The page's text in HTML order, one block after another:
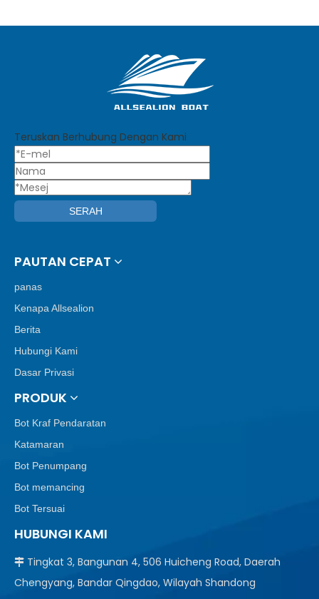
Teruskan Berhubung Dengan Kami
SERAH
PAUTAN CEPAT
panas
Kenapa Allsealion
Berita
Hubungi Kami
Dasar Privasi
PRODUK
Bot Kraf Pendaratan
Katamaran
Bot Penumpang
Bot memancing
Bot Tersuai
HUBUNGI KAMI
 Tingkat 3, Bangunan 4, 506 Huicheng Road, Daerah
Chengyang, Bandar Qingdao, Wilayah Shandong